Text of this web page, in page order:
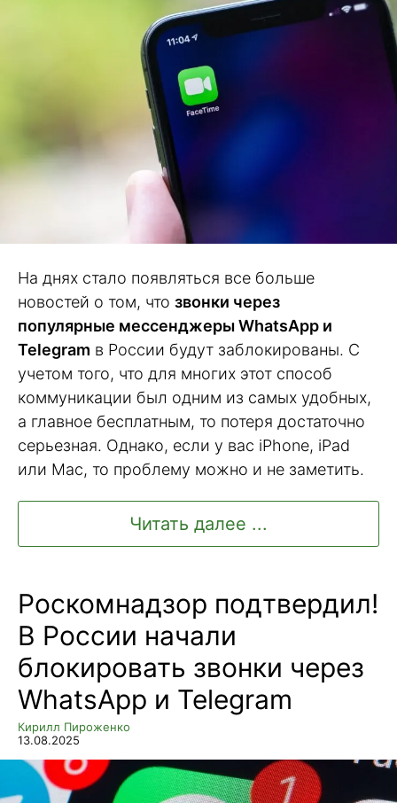
На днях стало появляться все больше
новостей о том, что звонки через
популярные мессенджеры WhatsApp и
Telegram в России будут заблокированы. С
учетом того, что для многих этот способ
коммуникации был одним из самых удобных,
а главное бесплатным, то потеря достаточно
серьезная. Однако, если у вас iPhone, iPad
или Mac, то проблему можно и не заметить.
Читать далее ...
Роскомнадзор подтвердил!
В России начали
блокировать звонки через
WhatsApp и Telegram
Кирилл Пироженко
13.08.2025